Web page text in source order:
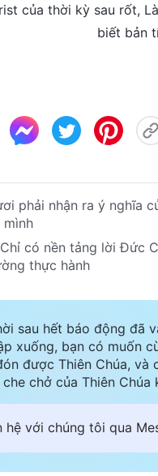
của thời kỳ sau rốt,
biết bản
phải nhận ra ý nghĩa
mình
có nền tảng lời Đức
thực hành
sau hết báo động đã
xuống, bạn có muốn
được Thiên Chúa, và
chở của Thiên Chúa
hệ với chúng tôi qua